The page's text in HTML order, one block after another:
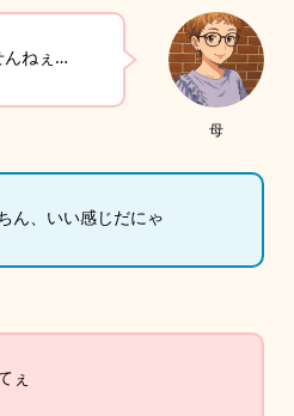
母
んねぇ…
ん、いい感じだにゃ
ぇ